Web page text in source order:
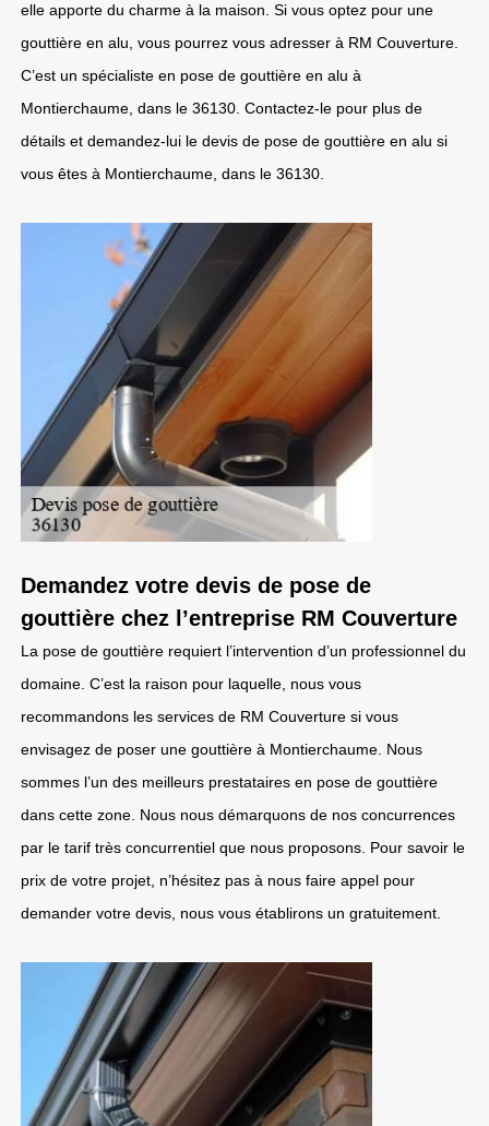
elle apporte du charme à la maison. Si vous optez pour une
gouttière en alu, vous pourrez vous adresser à RM Couverture.
C’est un spécialiste en pose de gouttière en alu à
Montierchaume, dans le 36130. Contactez-le pour plus de
détails et demandez-lui le devis de pose de gouttière en alu si
vous êtes à Montierchaume, dans le 36130.
Demandez votre devis de pose de
gouttière chez l’entreprise RM Couverture
La pose de gouttière requiert l’intervention d’un professionnel du
domaine. C’est la raison pour laquelle, nous vous
recommandons les services de RM Couverture si vous
envisagez de poser une gouttière à Montierchaume. Nous
sommes l’un des meilleurs prestataires en pose de gouttière
dans cette zone. Nous nous démarquons de nos concurrences
par le tarif très concurrentiel que nous proposons. Pour savoir le
prix de votre projet, n’hésitez pas à nous faire appel pour
demander votre devis, nous vous établirons un gratuitement.